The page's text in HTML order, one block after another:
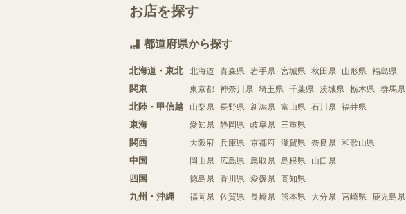
お店を探す
都道府県から探す
北海道・東北 北海道 青森県 岩手県 宮城県 秋田県 山形県 福島県
関東 東京都 神奈川県 埼玉県 千葉県 茨城県 栃木県 群馬県
北陸・甲信越 山梨県 長野県 新潟県 富山県 石川県 福井県
東海 愛知県 静岡県 岐阜県 三重県
関西 大阪府 兵庫県 京都府 滋賀県 奈良県 和歌山県
中国 岡山県 広島県 鳥取県 島根県 山口県
四国 徳島県 香川県 愛媛県 高知県
九州・沖縄 福岡県 佐賀県 長崎県 熊本県 大分県 宮崎県 鹿児島県